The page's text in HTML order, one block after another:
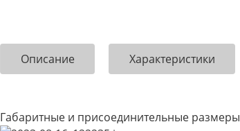
Описание Характеристики
Габаритные и присоединительные размеры